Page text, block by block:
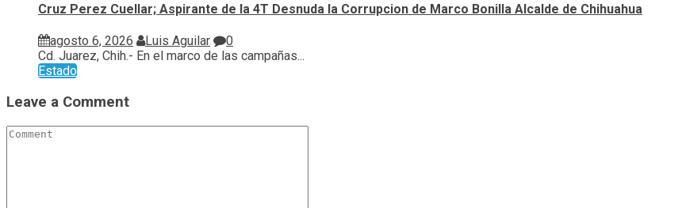
Cruz Perez Cuellar; Aspirante de la 4T Desnuda la Corrupcion de Marco Bonilla Alcalde de Chihuahua
agosto 6, 2026 Luis Aguilar
0
Cd. Juarez, Chih.- En el marco de las campañas...
Estado
Leave a Comment